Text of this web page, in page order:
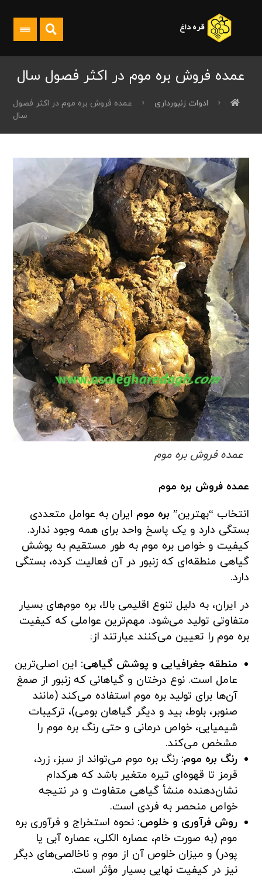
عمده فروش بره موم در اکثر فصول سال
ادوات زنبورداری
عمده فروش بره موم در اکثر فصول
سال
عمده فروش بره موم
عمده فروش بره موم
انتخاب “بهترین” بره موم ایران به عوامل متعددی
بستگی دارد و یک پاسخ واحد برای همه وجود ندارد.
کیفیت و خواص بره موم به طور مستقیم به پوشش
گیاهی منطقه‌ای که زنبور در آن فعالیت کرده، بستگی
دارد.
در ایران، به دلیل تنوع اقلیمی بالا، بره موم‌های بسیار
متفاوتی تولید می‌شود. مهم‌ترین عواملی که کیفیت
بره موم را تعیین می‌کنند عبارتند از:
منطقه جغرافیایی و پوشش گیاهی: این اصلی‌ترین
عامل است. نوع درختان و گیاهانی که زنبور از صمغ
آن‌ها برای تولید بره موم استفاده می‌کند (مانند
صنوبر، بلوط، بید و دیگر گیاهان بومی)، ترکیبات
شیمیایی، خواص درمانی و حتی رنگ بره موم را
مشخص می‌کند.
رنگ بره موم: رنگ بره موم می‌تواند از سبز، زرد،
قرمز تا قهوه‌ای تیره متغیر باشد که هرکدام
نشان‌دهنده منشأ گیاهی متفاوت و در نتیجه
خواص منحصر به فردی است.
روش فرآوری و خلوص: نحوه استخراج و فرآوری بره
موم (به صورت خام، عصاره الکلی، عصاره آبی یا
پودر) و میزان خلوص آن از موم و ناخالصی‌های دیگر
نیز در کیفیت نهایی بسیار مؤثر است.